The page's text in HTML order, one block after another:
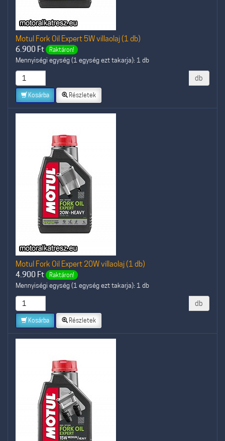
Motul Fork Oil Expert 5W villaolaj (1 db)
6.900 Ft Raktáron!
Mennyiségi egység (1 egység ezt takarja): 1 db
db
Kosárba Részletek
Motul Fork Oil Expert 20W villaolaj (1 db)
4.900 Ft Raktáron!
Mennyiségi egység (1 egység ezt takarja): 1 db
db
Kosárba Részletek